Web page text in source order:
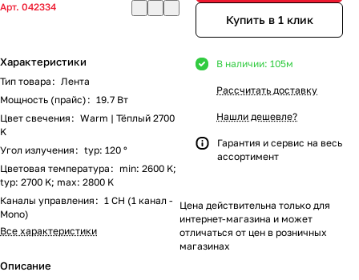
Арт. 042334
Характеристики
Тип товара : Лента
Мощность (прайс) : 19.7 Вт
Цвет свечения : Warm | Тёплый 2700
K
Угол излучения : typ: 120 °
Цветовая температура : min: 2600 K;
typ: 2700 K; max: 2800 K
Каналы управления : 1 CH (1 канал -
Mono)
Все характеристики
Описание
Купить в 1 клик
В наличии: 105м
Рассчитать доставку
Нашли дешевле?
Гарантия и сервис на весь
ассортимент
Цена действительна только для
интернет-магазина и может
отличаться от цен в розничных
магазинах